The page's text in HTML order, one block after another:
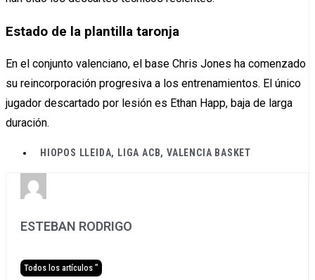
Estado de la plantilla taronja
En el conjunto valenciano, el base Chris Jones ha comenzado
su reincorporación progresiva a los entrenamientos. El único
jugador descartado por lesión es Ethan Happ, baja de larga
duración.
HIOPOS LLEIDA, LIGA ACB,VALENCIA BASKET
ESTEBAN RODRIGO
Todos los artículos ”